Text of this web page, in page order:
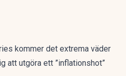
kommer det extrema väder
att utgöra ett ”inflationshot”